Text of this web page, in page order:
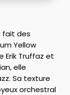
fait des
Yellow
Erik Truffaz et
elle
Sa texture
orchestral